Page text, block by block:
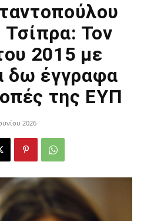
Τσίπρα: Τον
2015 με
δω έγγραφα
της ΕΥΠ
2026